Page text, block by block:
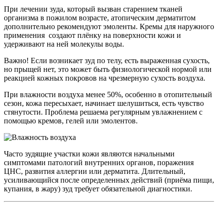
При лечении зуда, который вызван старением тканей
организма в пожилом возрасте, атопическим дерматитом
дополнительно рекомендуют эмоленты. Кремы для наружного
применения создают плёнку на поверхности кожи и
удерживают на ней молекулы воды.
Важно! Если возникает зуд по телу, есть выраженная сухость,
но прыщей нет, это может быть физиологической нормой или
реакцией кожных покровов на чрезмерную сухость воздуха.
При влажности воздуха менее 50%, особенно в отопительный
сезон, кожа пересыхает, начинает шелушиться, есть чувство
стянутости. Проблема решаема регулярным увлажнением с
помощью кремов, гелей или эмолентов.
Часто зудящие участки кожи являются начальными
симптомами патологий внутренних органов, поражения
ЦНС, развития аллергии или дерматита. Длительный,
усиливающийся после определенных действий (приёма пищи,
купания, в жару) зуд требует обязательной диагностики.